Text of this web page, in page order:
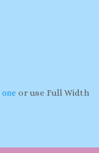
or use Full Width